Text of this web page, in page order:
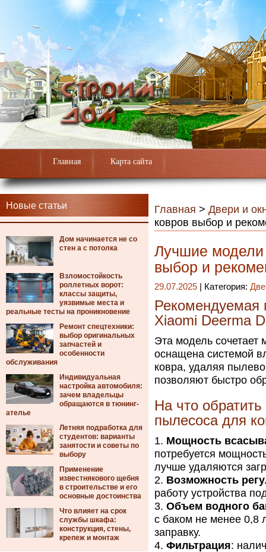
Главная Карта сайта
Новые статьи
Дом начинается не со
стен а с потолка
Взломостойкость
роллетных ворот:
классы защиты,
уязвимые места и
реальные тесты на проникновение
Ремонт спецтехники:
выбор оригинальных
запчастей и
особенности
обслуживания
Индивидуальная
настройка автомобиля:
зачем владельцы
обращаются в тюнинг-
ателье
Летняя подработка для
студентов: варианты
занятости и советы по
выбору
Применение
известнякового щебня
в строительстве и его
основные достоинства
Что влияет на срок
службы шкафа:
конструкция, стены,
крепеж и монтаж
Главная > Двери и
ковров выбор и
Лучшие
выбор и
29.07.2025 | Категория:
Рекомендуемая
Xiaomi Deerma
Эта модель сочетает
оснащена системой
ковра, удаляя
позволяют быстро
На что
пылесоса для
Мощность
потребуется
лучше удаляются
Возможность
работу устройства
Объем водного
с баком не менее 0,8
заправку.
Фильтрация: